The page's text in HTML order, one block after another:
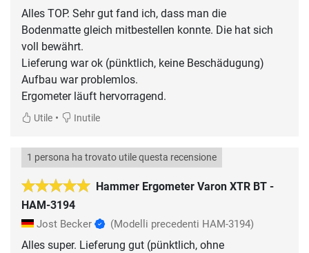
Alles TOP. Sehr gut fand ich, dass man die
Bodenmatte gleich mitbestellen konnte. Die hat sich
voll bewährt.
Lieferung war ok (pünktlich, keine Beschädugung)
Aufbau war problemlos.
Ergometer läuft hervorragend.
Utile • Inutile
Hammer Ergometer Varon XTR BT -
HAM-3194
1 persona ha trovato utile questa recensione
Jost Becker (Modelli precedenti HAM-3194)
Alles super. Lieferung gut (pünktlich, ohne